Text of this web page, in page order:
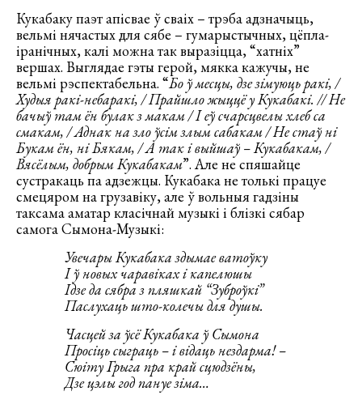
Кукабаку паэт апісвае ў сваіх – трэба адзначыць,
вельмі нячастых для сябе – гумарыстычных, цёпла-
іранічных, калі можна так выразіцца, “хатніх”
вершах. Выглядае гэты герой, мякка кажучы, не
вельмі рэспектабельна. “Бо ў месцы, дзе зiмуюць ракi, /
Худыя ракi-небаракi, / Прайшло жыццё у Кукабакi. // Не
бачыў там ён булак з макам / I еў счарсцвелы хлеб са
смакам, / Аднак на зло ўсiм злым сабакам / Не стаў нi
Букам ён, нi Бякам, / А так i выйшаў – Кукабакам, /
Вясёлым, добрым Кукабакам”. Але не спяшайце
сустракаць па адзежцы. Кукабака не толькі працуе
смецяром на грузавіку, але ў вольныя гадзіны
таксама аматар класічнай музыкі і блізкі сябар
самога Сымона-Музыкі:
Увечары Кукабака здымае ватоўку
I ў новых чаравiках i капелюшы
Iдзе да сябра з пляшкай “Зуброўкi”
Паслухаць што-колечы для душы.
Часцей за ўсё Кукабака ў Сымона
Просiць сыграць – i вiдаць нездарма! –
Сюiту Грыга пра край сцюдзёны,
Дзе цэлы год пануе зiма…